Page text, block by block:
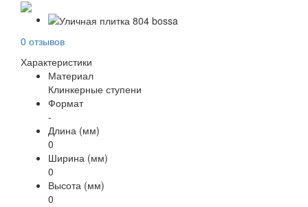
0 отзывов
Характеристики
Материал
Клинкерные ступени
Формат
-
Длина (мм)
0
Ширина (мм)
0
Высота (мм)
0